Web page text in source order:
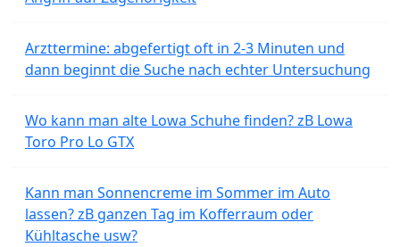
Arzttermine: abgefertigt oft in 2-3 Minuten und
dann beginnt die Suche nach echter Untersuchung
Wo kann man alte Lowa Schuhe finden? zB Lowa
Toro Pro Lo GTX
Kann man Sonnencreme im Sommer im Auto
lassen? zB ganzen Tag im Kofferraum oder
Kühltasche usw?